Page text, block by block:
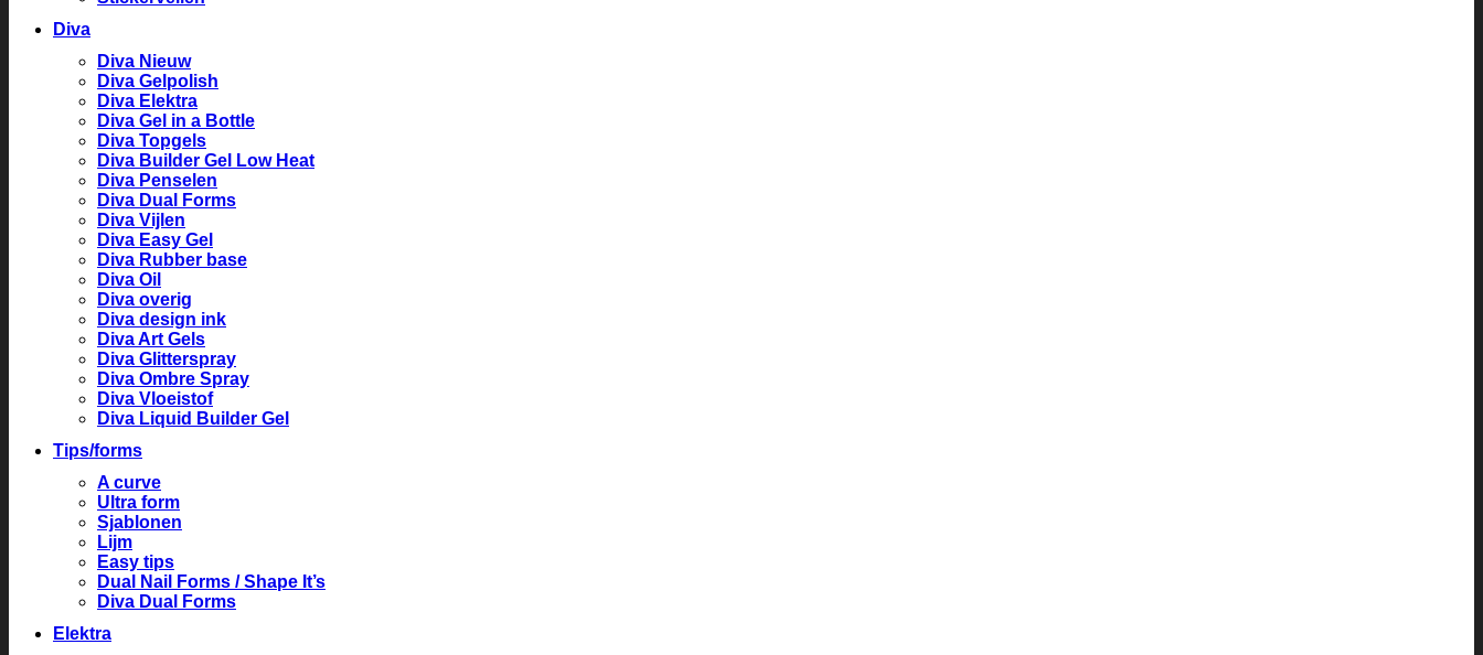
Diva
Diva Nieuw
Diva Gelpolish
Diva Elektra
Diva Gel in a Bottle
Diva Topgels
Diva Builder Gel Low Heat
Diva Penselen
Diva Dual Forms
Diva Vijlen
Diva Easy Gel
Diva Rubber base
Diva Oil
Diva overig
Diva design ink
Diva Art Gels
Diva Glitterspray
Diva Ombre Spray
Diva Vloeistof
Diva Liquid Builder Gel
Tips/forms
A curve
Ultra form
Sjablonen
Lijm
Easy tips
Dual Nail Forms / Shape It’s
Diva Dual Forms
Elektra